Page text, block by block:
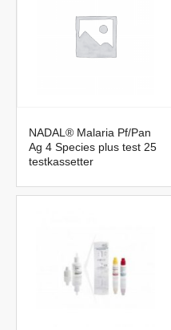
NADAL® Malaria Pf/Pan
Ag 4 Species plus test 25
testkassetter